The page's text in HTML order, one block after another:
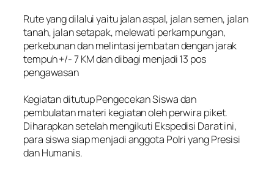
‎Rute yang dilalui yaitu jalan aspal, jalan semen, jalan
tanah, jalan setapak, melewati perkampungan,
perkebunan dan melintasi jembatan dengan jarak
tempuh +/- 7 KM dan dibagi menjadi 13 pos
pengawasan
‎Kegiatan ditutup Pengecekan Siswa dan
pembulatan materi kegiatan oleh perwira piket.
Diharapkan setelah mengikuti Ekspedisi Darat ini,
para siswa siap menjadi anggota Polri yang Presisi
dan Humanis.